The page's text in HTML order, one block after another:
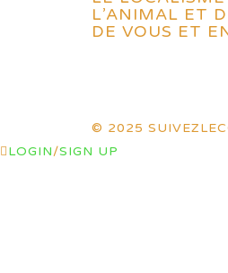
L’ANIMAL ET
DE VOUS ET
© 2025
LOGIN/SIGN UP